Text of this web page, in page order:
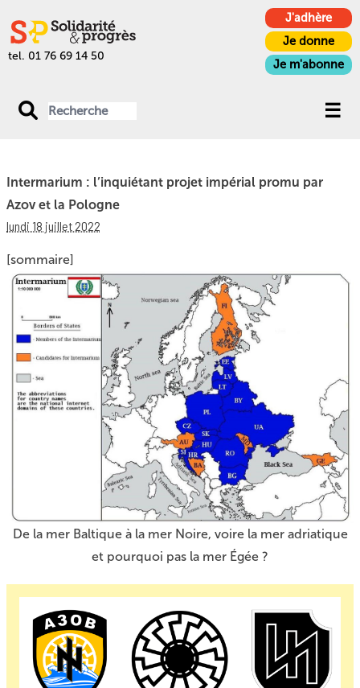
tel. 01 76 69 14 50
J'adhère
Je donne
Je m'abonne
Intermarium : l’inquiétant projet impérial promu par
Azov et la Pologne
lundi 18 juillet 2022
[sommaire]
De la mer Baltique à la mer Noire, voire la mer adriatique
et pourquoi pas la mer Égée ?